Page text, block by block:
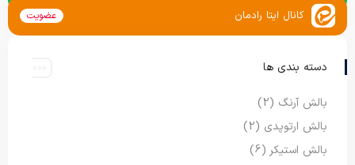
کانال ایتا رادمان عضویت
دسته بندی ها
بالش آرنگ (2)
بالش ارتوپدی (2)
بالش استیکر (6)